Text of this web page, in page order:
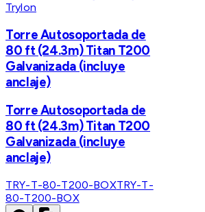
Trylon
Torre Autosoportada de
80 ft (24.3m) Titan T200
Galvanizada (incluye
anclaje)
Torre Autosoportada de
80 ft (24.3m) Titan T200
Galvanizada (incluye
anclaje)
TRY-T-80-T200-BOXTRY-T-
80-T200-BOX